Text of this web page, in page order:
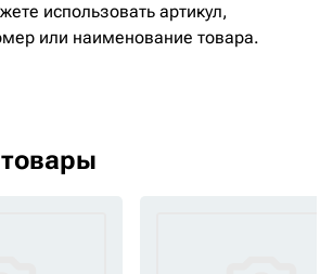
использовать артикул,
или наименование товара.